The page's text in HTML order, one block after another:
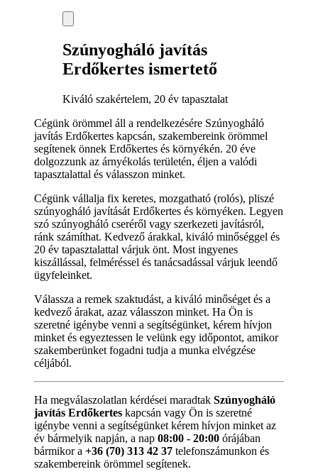
Szúnyogháló javítás
Erdőkertes ismertető
Kiváló szakértelem, 20 év tapasztalat
Cégünk örömmel áll a rendelkezésére Szúnyogháló
javítás Erdőkertes kapcsán, szakembereink örömmel
segítenek önnek Erdőkertes és környékén. 20 éve
dolgozzunk az árnyékolás területén, éljen a valódi
tapasztalattal és válasszon minket.
Cégünk vállalja fix keretes, mozgatható (rolós), pliszé
szúnyogháló javítását Erdőkertes és környéken. Legyen
szó szúnyogháló cseréről vagy szerkezeti javításról,
ránk számíthat. Kedvező árakkal, kiváló minőséggel és
20 év tapasztalattal várjuk önt. Most ingyenes
kiszállással, felméréssel és tanácsadással várjuk leendő
ügyfeleinket.
Válassza a remek szaktudást, a kiváló minőséget és a
kedvező árakat, azaz válasszon minket. Ha Ön is
szeretné igénybe venni a segítségünket, kérem hívjon
minket és egyeztessen le velünk egy időpontot, amikor
szakemberünket fogadni tudja a munka elvégzése
céljából.
Ha megválaszolatlan kérdései maradtak Szúnyogháló
javítás Erdőkertes kapcsán vagy Ön is szeretné
igénybe venni a segítségünket kérem hívjon minket az
év bármelyik napján, a nap 08:00 - 20:00 órájában
bármikor a +36 (70) 313 42 37 telefonszámunkon és
szakembereink örömmel segítenek.